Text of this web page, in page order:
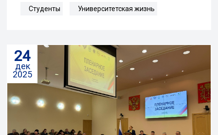
Студенты Университетская жизнь
24
дек
2025